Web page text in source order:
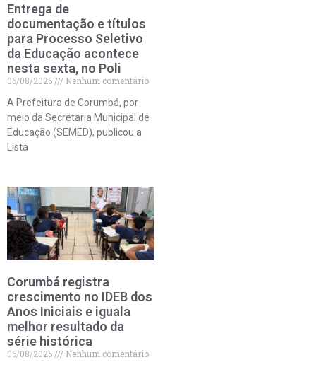
Entrega de
documentação e títulos
para Processo Seletivo
da Educação acontece
nesta sexta, no Poli
06/08/2026
Nenhum comentário
A Prefeitura de Corumbá, por
meio da Secretaria Municipal de
Educação (SEMED), publicou a
Lista
Corumbá registra
crescimento no IDEB dos
Anos Iniciais e iguala
melhor resultado da
série histórica
06/08/2026 Nenhum comentário